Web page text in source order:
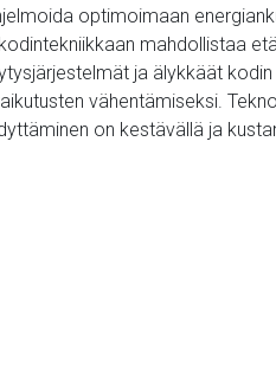
optimoimaan
mahdollistaa
ja älykkäät
vähentämiseksi.
on kestävällä ja